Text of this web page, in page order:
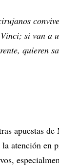
si van a
quieren
apuestas
atención en